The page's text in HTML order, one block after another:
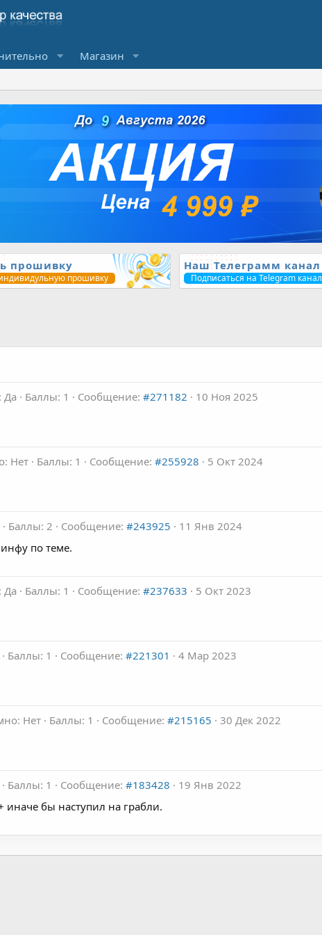
Магазин
прошивку
прошивку
Наш Телеграмм канал
Подписаться на Telegram канал
Да Баллы: 1 Сообщение: #271182
10 Ноя 2025
Нет Баллы: 1 Сообщение: #255928
5 Окт 2024
Баллы: 2 Сообщение: #243925
11 Янв 2024
по теме.
Да Баллы: 1 Сообщение: #237633
5 Окт 2023
Баллы: 1 Сообщение: #221301
4 Мар 2023
Нет Баллы: 1 Сообщение: #215165
30 Дек 2022
Баллы: 1 Сообщение: #183428
19 Янв 2022
иначе бы наступил на грабли.